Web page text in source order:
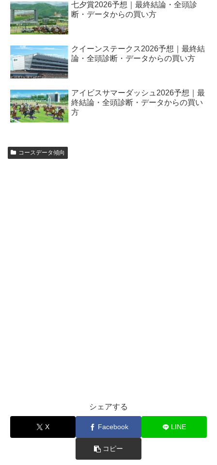
七夕賞2026予想｜最終結論・全頭診
断・データからの買い方
クイーンステークス2026予想｜最終結
論・全頭診断・データからの買い方
アイビスサマーダッシュ2026予想｜最
終結論・全頭診断・データからの買い
方
コースデータ傾向
シェアする
X Facebook LINE
コピー